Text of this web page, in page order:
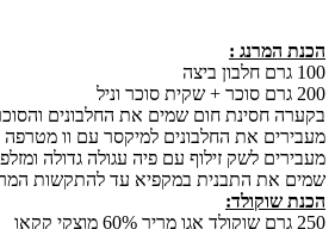
הכנת המרנג :
100 גרם חלבון ביצה
200 גרם סוכר + שקית סוכר וניל
בקערה חסינת חום שמים את החלבונים
מעבירים את החלבונים למיקסר עם וו
מעבירים לשק זילוף עם פיה עגולה גדולה
שמים את התבנית במקפיא עד להתקשות
הכנת שוקולד:
250 גרם שוקולד אגו מריר 60% מוצקי קקאו